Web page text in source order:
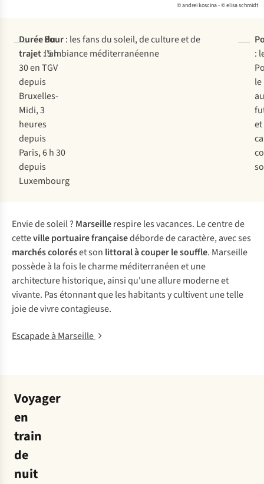
© andrei koscina - © elisa schmidt
Durée du
trajet: 5 h
30 en TGV
depuis
Bruxelles-
Midi, 3
heures
depuis
Paris, 6 h 30
depuis
Luxembourg
Pour: les fans du soleil, de culture et de
l'ambiance méditerranéenne
:
le
et
Envie de soleil ? Marseillerespire les vacances. Le centre de
cetteville portuaire françaisedéborde de caractère, avec ses
marchés coloréset son littoral à couper le souffle. Marseille
possède à la fois le charme méditerranéen et une
architecture historique, ainsi qu'une allure moderne et
vivante. Pas étonnant que les habitants y cultivent une telle
joie de vivre contagieuse.
Escapade à Marseille
Voyager
en
train
de
nuit